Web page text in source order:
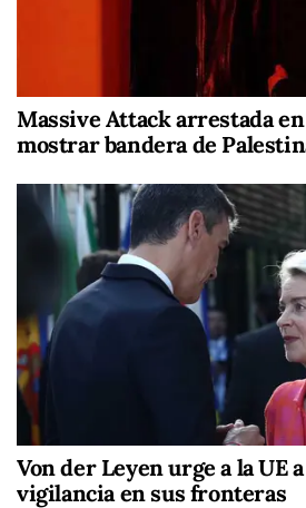
Massive Attack arrestada
mostrar bandera de
Von der Leyen urge a la UE
vigilancia en sus fronteras